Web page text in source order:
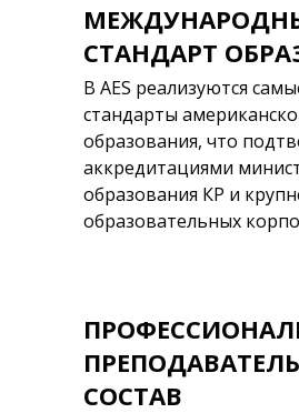
СТАНДАРТ
В AES реализуются
стандарты
образования, что
аккредитациями
образования КР и
образовательных
СОСТАВ